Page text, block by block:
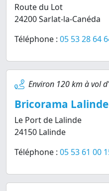
Route du Lot
24200 Sarlat-la-Canéda
Téléphone : 05 53 28 64
Environ 120 km à vol
Bricorama Lalinde
Le Port de Lalinde
24150 Lalinde
Téléphone : 05 53 61 00